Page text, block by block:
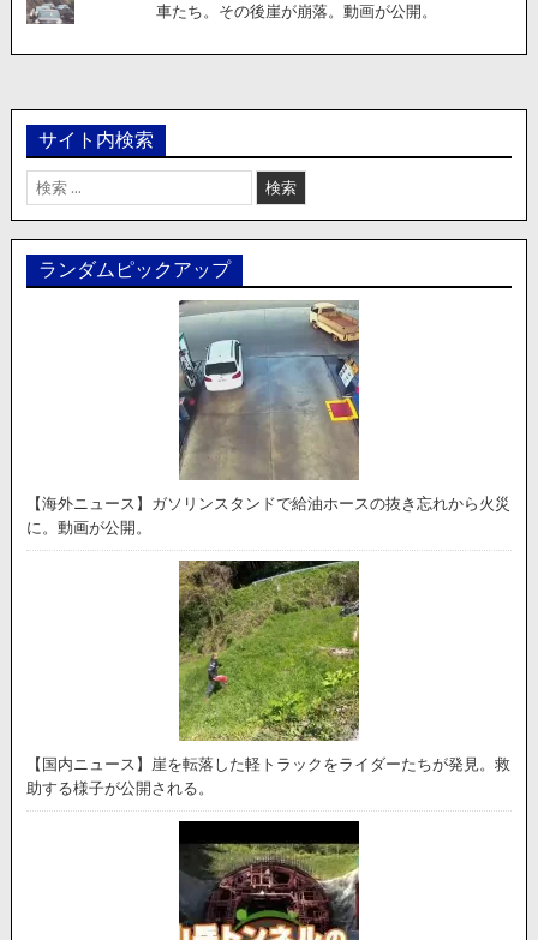
車たち。その後崖が崩落。動画が公開。
サイト内検索
検
索:
ランダムピックアップ
【海外ニュース】ガソリンスタンドで給油ホースの抜き忘れから火災
に。動画が公開。
【国内ニュース】崖を転落した軽トラックをライダーたちが発見。救
助する様子が公開される。